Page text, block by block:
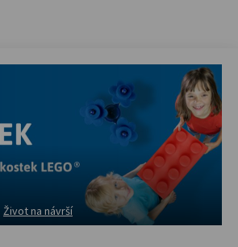
Život na návrší